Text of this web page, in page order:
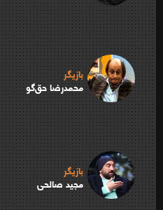
بازیگر
محمدرضا حق‌گو
بازیگر
مجید صالحی